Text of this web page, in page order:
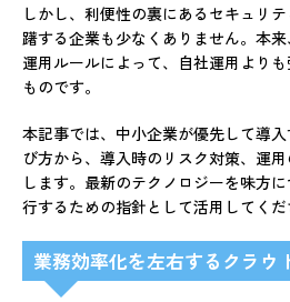
しかし、利便性の裏にあるセキュリ
躇する企業も少なくありません。本
運用ルールによって、自社運用より
ものです。
本記事では、中小企業が優先して導
び方から、導入時のリスク対策、運
します。最新のテクノロジーを味方
行するための指針として活用してくだ
業務効率化を左右するクラウ